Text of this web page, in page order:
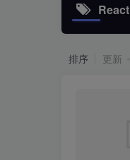
React
排序 更新